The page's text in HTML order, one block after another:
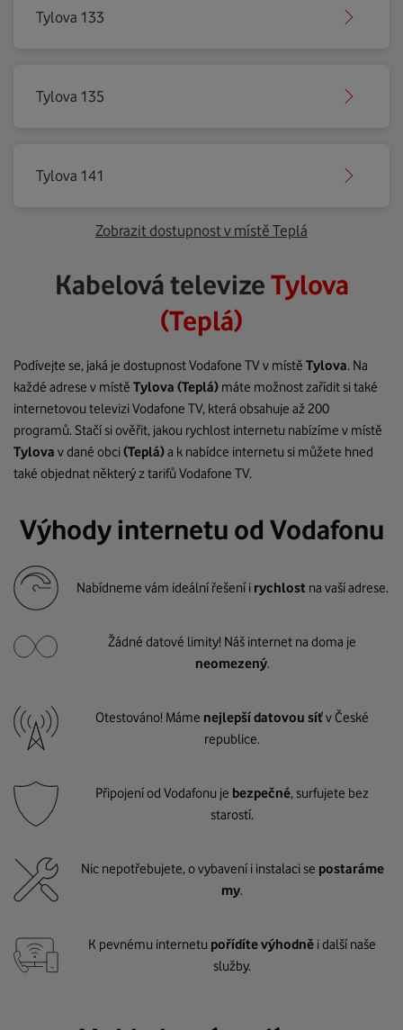
Tylova 133
Tylova 135
Tylova 141
Zobrazit dostupnost v místě Teplá
Kabelová televizeTylova
(Teplá)
Podívejte se, jaká je dostupnost Vodafone TV v místě Tylova. Na
každé adrese v místě Tylova (Teplá) máte možnost zařídit si také
internetovou televizi Vodafone TV, která obsahuje až 200
programů. Stačí si ověřit, jakou rychlost internetu nabízíme v místě
Tylova v dané obci(Teplá)a k nabídce internetu si můžete hned
také objednat některý z tarifů Vodafone TV.
Výhody internetu od Vodafonu
Nabídneme vám ideální řešení i rychlost na vaší adrese.
Žádné datové limity! Náš internet na doma je
neomezený.
Otestováno! Máme nejlepší datovou síťv České
republice.
Připojení od Vodafonu je bezpečné, surfujete bez
starostí.
Nic nepotřebujete, o vybavení i instalaci se postaráme
my.
K pevnému internetu pořídíte výhodně i další naše
služby.